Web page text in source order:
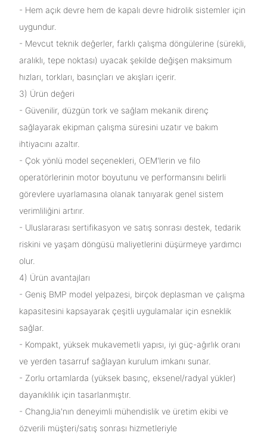
- Hem açık devre hem de kapalı devre hidrolik sistemler için
uygundur.
- Mevcut teknik değerler, farklı çalışma döngülerine (sürekli,
aralıklı, tepe noktası) uyacak şekilde değişen maksimum
hızları, torkları, basınçları ve akışları içerir.
3) Ürün değeri
- Güvenilir, düzgün tork ve sağlam mekanik direnç
sağlayarak ekipman çalışma süresini uzatır ve bakım
ihtiyacını azaltır.
- Çok yönlü model seçenekleri, OEM'lerin ve filo
operatörlerinin motor boyutunu ve performansını belirli
görevlere uyarlamasına olanak tanıyarak genel sistem
verimliliğini artırır.
- Uluslararası sertifikasyon ve satış sonrası destek, tedarik
riskini ve yaşam döngüsü maliyetlerini düşürmeye yardımcı
olur.
4) Ürün avantajları
- Geniş BMP model yelpazesi, birçok deplasman ve çalışma
kapasitesini kapsayarak çeşitli uygulamalar için esneklik
sağlar.
- Kompakt, yüksek mukavemetli yapısı, iyi güç-ağırlık oranı
ve yerden tasarruf sağlayan kurulum imkanı sunar.
- Zorlu ortamlarda (yüksek basınç, eksenel/radyal yükler)
dayanıklılık için tasarlanmıştır.
- ChangJia'nın deneyimli mühendislik ve üretim ekibi ve
özverili müşteri/satış sonrası hizmetleriyle